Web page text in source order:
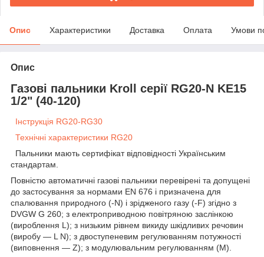
Опис Характеристики Доставка Оплата Умови
Опис
Газові пальники Kroll серії RG20-N KE15
1/2" (40-120)
Інструкція RG20-RG30
Технічні характеристики RG20
Пальники мають сертифікат відповідності Українським
стандартам.
Повністю автоматичні газові пальники перевірені та допущені
до застосування за нормами EN 676 і призначена для
спалювання природного (-N) і зрідженого газу (-F) згідно з
DVGW G 260; з електроприводною повітряною заслінкою
(вироблення L); з низьким рівнем викиду шкідливих речовин
(виробу — L N); з двоступеневим регулюванням потужності
(виповнення — Z); з модулювальним регулюванням (М).